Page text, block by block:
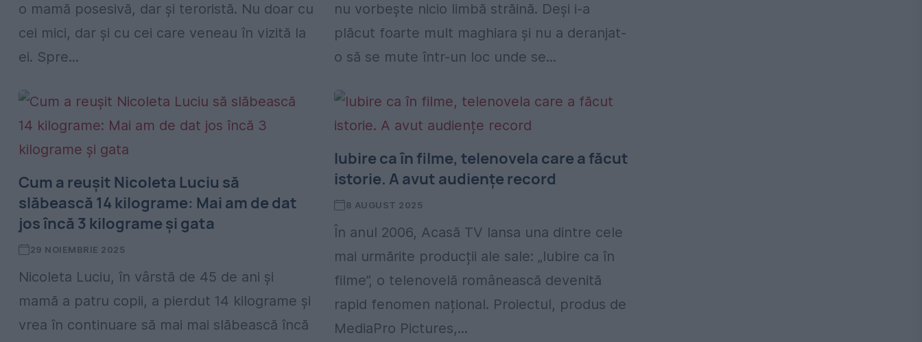
o mamă posesivă, dar și teroristă. Nu doar cu
cei mici, dar și cu cei care veneau în vizită la
ei. Spre...
nu vorbește nicio limbă străină. Deși i-a
plăcut foarte mult maghiara și nu a deranjat-
o să se mute într-un loc unde se...
Cum a reușit Nicoleta Luciu să
slăbească 14 kilograme: Mai am de dat
jos încă 3 kilograme și gata
29 NOIEMBRIE 2025
Nicoleta Luciu, în vârstă de 45 de ani și
mamă a patru copii, a pierdut 14 kilograme și
vrea în continuare să mai mai slăbească încă
Iubire ca în filme, telenovela care a făcut
istorie. A avut audiențe record
8 AUGUST 2025
În anul 2006, Acasă TV lansa una dintre cele
mai urmărite producții ale sale: „Iubire ca în
filme”, o telenovelă românească devenită
rapid fenomen național. Proiectul, produs de
MediaPro Pictures,...